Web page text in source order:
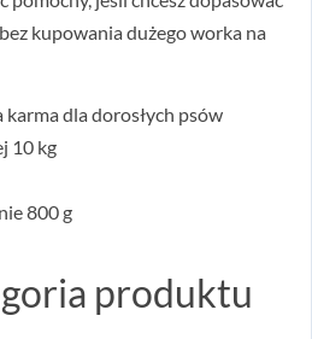
kupowania dużego worka na
karma dla dorosłych psów
10 kg
800 g
produktu